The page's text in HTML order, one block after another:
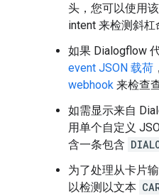
头，您可以使用
intent 来检测斜杠
如果 Dialogflow
event JSON 载荷
webhook 来检查
如需显示来自
用单个自定义
含一条包含
为了处理从卡片
以检测以文本